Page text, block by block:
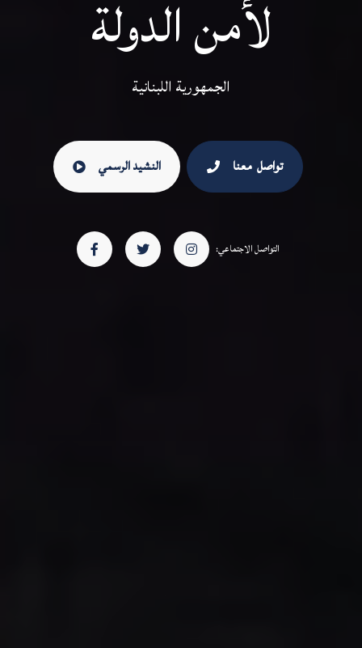
لأمن الدولة
الجمهورية اللبنانية
النشيد الرسمي تواصل معنا
التواصل الاجتماعي: